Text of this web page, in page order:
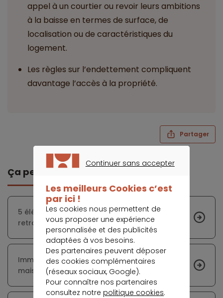
appel à un courtier ou revoir leurs ambitions
à la baisse en termes de surface, de
localisation ou de caractéristiques du
logement.
Les règles sur l’endettement compliquent
davantage l’accès à la propriété.
Partager
Ça peut vous intéresser
5 éléments à vérifier pour éviter de se
retrouver avec une « passoire thermique »
Immobilier : les prix commencent à baisser,
mais certaines villes résistent
Continuer sans accepter
Les meilleurs Cookies c’est
par ici !
Les cookies nous permettent de
vous proposer une expérience
personnalisée et des publicités
adaptées à vos besoins.
Des partenaires peuvent déposer
des cookies complémentaires
(réseaux sociaux, Google).
Pour connaître nos partenaires
consultez notre politique cookies.